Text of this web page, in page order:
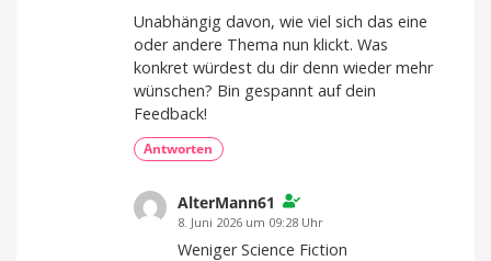
Unabhängig davon, wie viel sich das eine
oder andere Thema nun klickt. Was
konkret würdest du dir denn wieder mehr
wünschen? Bin gespannt auf dein
Feedback!
Antworten
AlterMann61
8. Juni 2026 um 09:28 Uhr
Weniger Science Fiction